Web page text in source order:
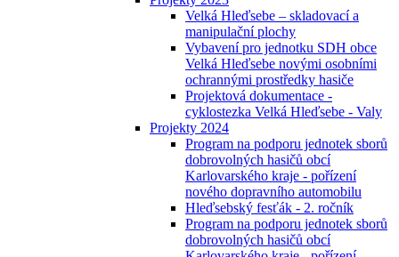
Velká Hleďsebe – skladovací a
manipulační plochy
Vybavení pro jednotku SDH obce
Velká Hleďsebe novými osobními
ochrannými prostředky hasiče
Projektová dokumentace -
cyklostezka Velká Hleďsebe - Valy
Projekty 2024
Program na podporu jednotek sborů
dobrovolných hasičů obcí
Karlovarského kraje - pořízení
nového dopravního automobilu
Hleďsebský fesťák - 2. ročník
Program na podporu jednotek sborů
dobrovolných hasičů obcí